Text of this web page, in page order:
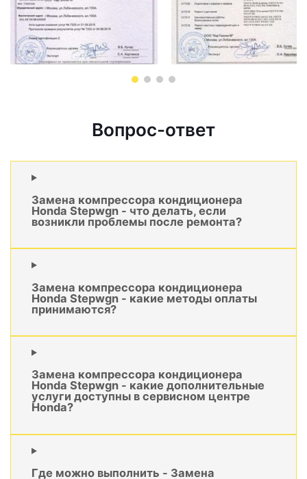
Вопрос-ответ
Замена компрессора кондиционера
Honda Stepwgn - что делать, если
возникли проблемы после ремонта?
Замена компрессора кондиционера
Honda Stepwgn - какие методы оплаты
принимаются?
Замена компрессора кондиционера
Honda Stepwgn - какие дополнительные
услуги доступны в сервисном центре
Honda?
Где можно выполнить - Замена